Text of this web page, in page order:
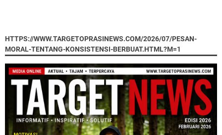
HTTPS://WWW.TARGETOPRASINEWS.COM/2026/07/PESAN-
MORAL-TENTANG-KONSISTENSI-BERBUAT.HTML?M=1